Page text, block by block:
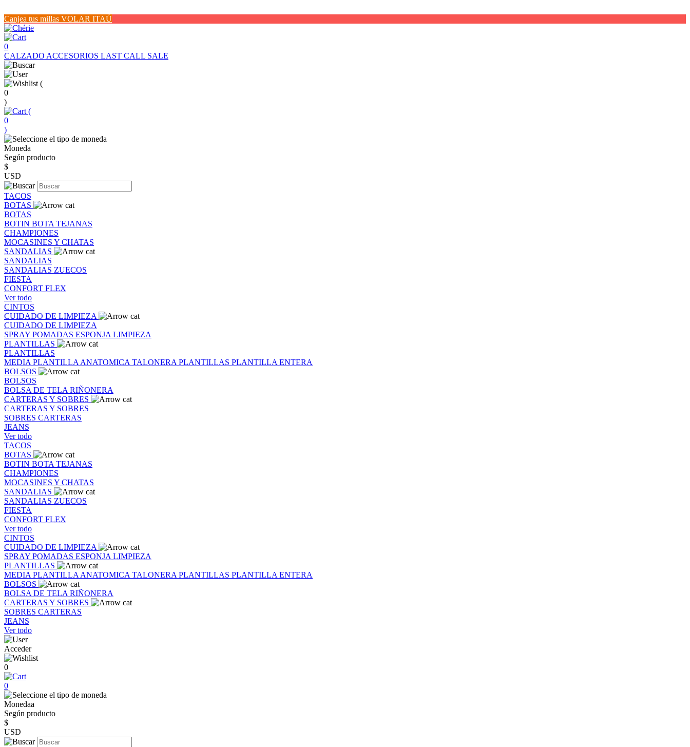
Canjea tus millas VOLAR ITAÚ
0
CALZADO ACCESORIOS LAST CALL SALE
(
0
)
(
0
)
Moneda
Según producto
$
USD
TACOS
BOTAS
BOTAS
BOTIN BOTA TEJANAS
CHAMPIONES
MOCASINES Y CHATAS
SANDALIAS
SANDALIAS
SANDALIAS ZUECOS
FIESTA
CONFORT FLEX
Ver todo
CINTOS
CUIDADO DE LIMPIEZA
CUIDADO DE LIMPIEZA
SPRAY POMADAS ESPONJA LIMPIEZA
PLANTILLAS
PLANTILLAS
MEDIA PLANTILLA ANATOMICA TALONERA PLANTILLAS PLANTILLA ENTERA
BOLSOS
BOLSOS
BOLSA DE TELA RIÑONERA
CARTERAS Y SOBRES
CARTERAS Y SOBRES
SOBRES CARTERAS
JEANS
Ver todo
TACOS
BOTAS
BOTIN BOTA TEJANAS
CHAMPIONES
MOCASINES Y CHATAS
SANDALIAS
SANDALIAS ZUECOS
FIESTA
CONFORT FLEX
Ver todo
CINTOS
CUIDADO DE LIMPIEZA
SPRAY POMADAS ESPONJA LIMPIEZA
PLANTILLAS
MEDIA PLANTILLA ANATOMICA TALONERA PLANTILLAS PLANTILLA ENTERA
BOLSOS
BOLSA DE TELA RIÑONERA
CARTERAS Y SOBRES
SOBRES CARTERAS
JEANS
Ver todo
Acceder
0
0
Monedaa
Según producto
$
USD